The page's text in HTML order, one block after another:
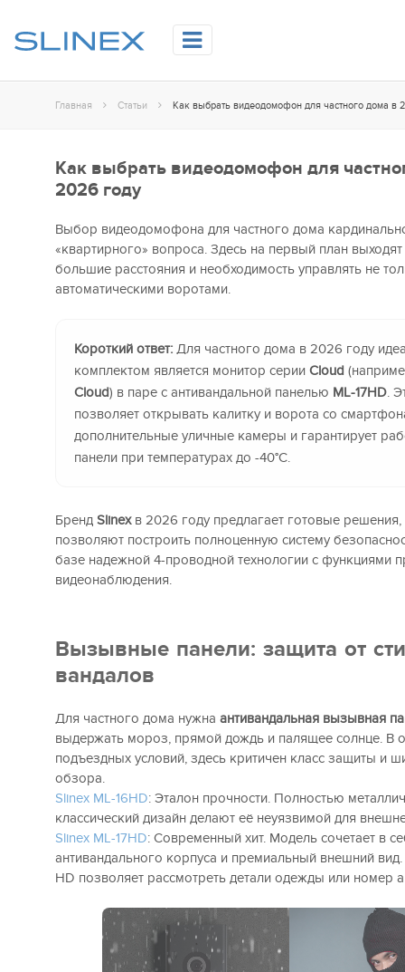
Главная Статьи Как выбрать видеодомофон для частного дома в
Как выбрать видеодомофон для
2026 году
Выбор видеодомофона для частного дома
«квартирного» вопроса. Здесь на первый план
большие расстояния и необходимость управлять не
автоматическими воротами.
Короткий ответ:Для частного дома в 2026 году
комплектом является монитор серии Cloud
Cloud) в паре с антивандальной панелью ML-17HD.
позволяет открывать калитку и ворота со
дополнительные уличные камеры и гарантирует
панели при температурах до -40°C.
Бренд Slinexв 2026 году предлагает готовые
позволяют построить полноценную систему
базе надежной 4-проводной технологии с функциями
видеонаблюдения.
Вызывные панели: защита от
вандалов
Для частного дома нужна антивандальная вызывная
выдержать мороз, прямой дождь и палящее солнце. В
подъездных условий, здесь критичен класс защиты и
обзора.
Slinex ML-16HD: Эталон прочности. Полностью
классический дизайн делают её неуязвимой для
Slinex ML-17HD: Современный хит. Модель сочетает в
антивандального корпуса и премиальный внешний
HD позволяет рассмотреть детали одежды или номер